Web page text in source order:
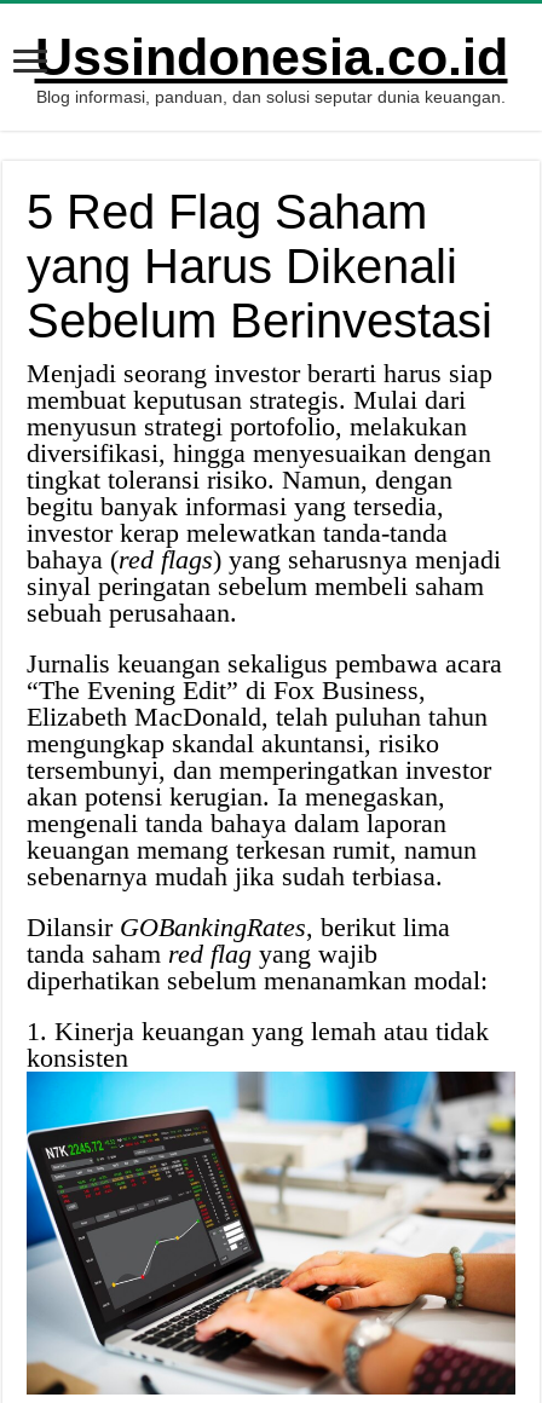
Ussindonesia.co.id
Blog informasi, panduan, dan solusi seputar dunia keuangan.
5 Red Flag Saham
yang Harus Dikenali
Sebelum Berinvestasi
Menjadi seorang investor berarti harus siap
membuat keputusan strategis. Mulai dari
menyusun strategi portofolio, melakukan
diversifikasi, hingga menyesuaikan dengan
tingkat toleransi risiko. Namun, dengan
begitu banyak informasi yang tersedia,
investor kerap melewatkan tanda-tanda
bahaya (red flags) yang seharusnya menjadi
sinyal peringatan sebelum membeli saham
sebuah perusahaan.
Jurnalis keuangan sekaligus pembawa acara
“The Evening Edit” di Fox Business,
Elizabeth MacDonald, telah puluhan tahun
mengungkap skandal akuntansi, risiko
tersembunyi, dan memperingatkan investor
akan potensi kerugian. Ia menegaskan,
mengenali tanda bahaya dalam laporan
keuangan memang terkesan rumit, namun
sebenarnya mudah jika sudah terbiasa.
Dilansir GOBankingRates, berikut lima
tanda saham red flag yang wajib
diperhatikan sebelum menanamkan modal:
1. Kinerja keuangan yang lemah atau tidak
konsisten